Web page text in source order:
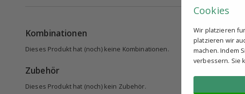
Kombinationen
Dieses Produkt hat (noch) keine Kombinationen.
Zubehör
Dieses Produkt hat (noch) kein Zubehör.
Cookies
Wir platzieren
platzieren wir
machen. Indem
verbessern. Sie